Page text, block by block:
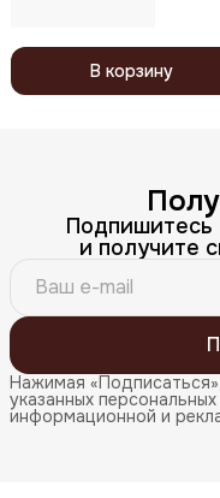
В корзину
Подпишитесь
и получите
Нажимая
указанных
информационной и